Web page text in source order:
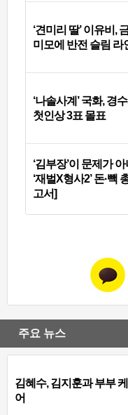
‘견미리 딸’ 이유비,
미모에 반전 슬림 라
‘나솔사계’ 국화, 경
첫인상 3표 몰표
‘김부장’이 문제가
‘재벌X형사2’ 돈·빽
고서]
주요 뉴스
김혜수, 김지훈과 부부
어